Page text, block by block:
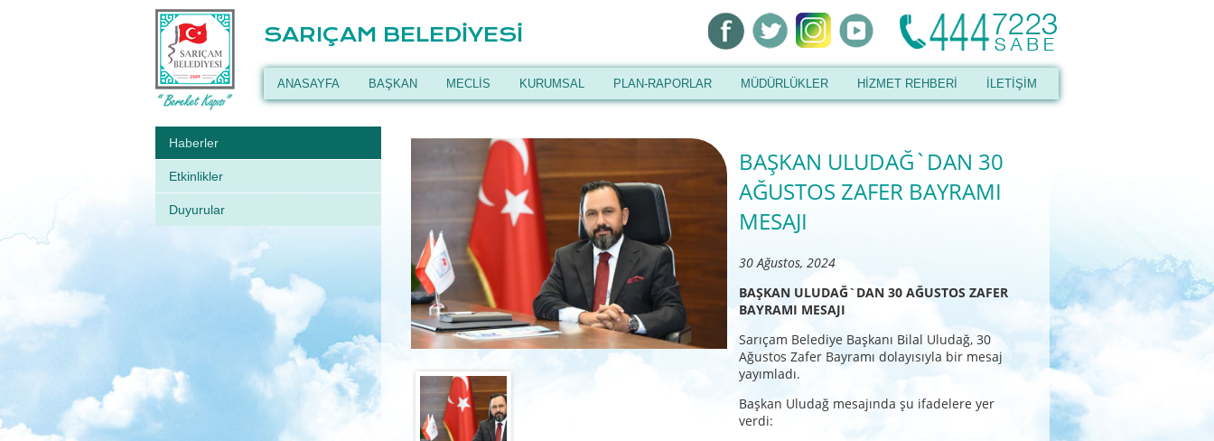
SARIÇAM BELEDİYESİ
ANASAYFA BAŞKAN MECLİS KURUMSAL PLAN-RAPORLAR MÜDÜRLÜKLER HİZMET REHBERİ İLETİŞİM
Haberler
Etkinlikler
Duyurular
BAŞKAN ULUDAĞ`DAN 30
AĞUSTOS ZAFER BAYRAMI
MESAJI
30 Ağustos, 2024
BAŞKAN ULUDAĞ`DAN 30 AĞUSTOS ZAFER
BAYRAMI MESAJI
Sarıçam Belediye Başkanı Bilal Uludağ, 30
Ağustos Zafer Bayramı dolayısıyla bir mesaj
yayımladı.
Başkan Uludağ mesajında şu ifadelere yer
verdi: